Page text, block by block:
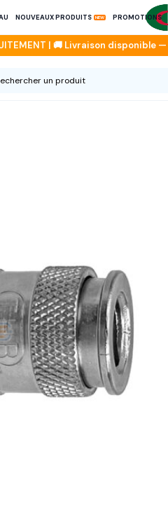
NOUVEAUX PRODUITS PROMOTIONS